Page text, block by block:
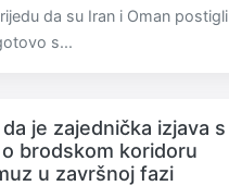
da su Iran i Oman postigli
s...
je zajednička izjava s
brodskom koridoru
u završnoj fazi